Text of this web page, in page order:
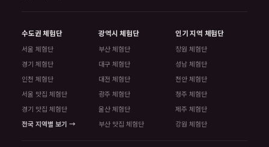
수도권 체험단
서울 체험단
경기 체험단
인천 체험단
서울 맛집 체험단
경기 맛집 체험단
전국 지역별 보기 →
광역시 체험단
부산 체험단
대구 체험단
대전 체험단
광주 체험단
울산 체험단
부산 맛집 체험단
인기 지역 체험단
창원 체험단
성남 체험단
천안 체험단
청주 체험단
제주 체험단
강원 체험단